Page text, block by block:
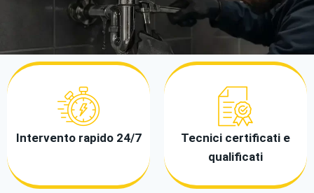
Intervento rapido 24/7
Tecnici certificati e
qualificati